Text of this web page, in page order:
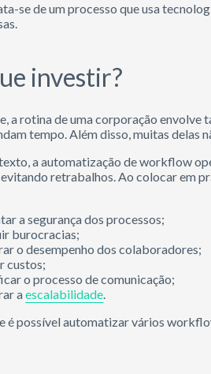
se de um processo que usa
investir?
a rotina de uma corporação
tempo. Além disso, muitas delas
a automatização de workflow
retrabalhos. Ao colocar em
a segurança dos processos;
burocracias;
o desempenho dos colaboradores;
custos;
o processo de comunicação;
aescalabilidade.
é possível automatizar vários